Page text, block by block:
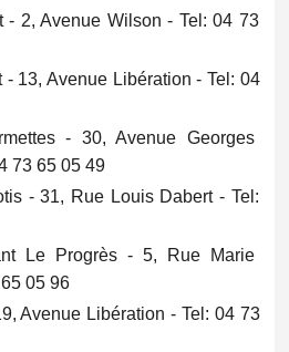
- 2, Avenue Wilson - Tel: 04 73
- 13, Avenue Libération - Tel: 04
- 30, Avenue Georges
73 65 05 49
- 31, Rue Louis Dabert - Tel:
Le Progrès - 5, Rue Marie
05 96
Avenue Libération - Tel: 04 73